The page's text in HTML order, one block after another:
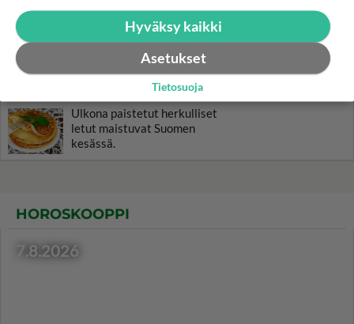
Mansikkarahkakakku on
kesän raikkain kakku!
Ulkona paistetut herkulliset
letut maistuvat Suomen
kesässä.
HOROSKOOPPI
7.8.2026
Hyväksy kaikki
Asetukset
Tietosuoja